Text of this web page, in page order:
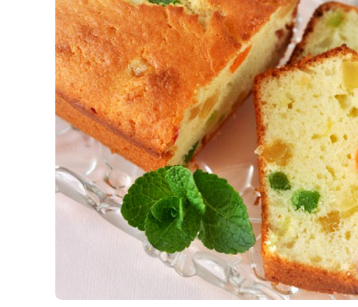
Картопля з м’ясом
Мясо по-французьки
Шинка
Рецепти із фаршу